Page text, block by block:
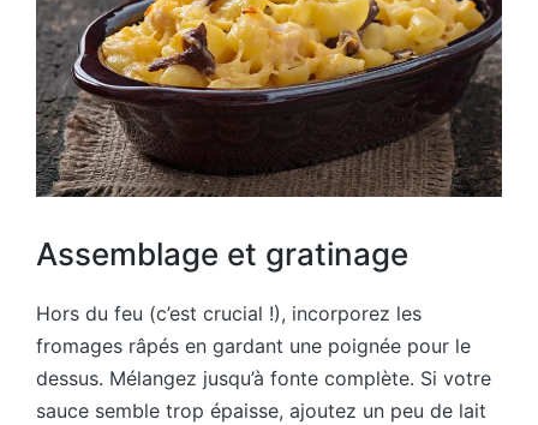
Assemblage et gratinage
Hors du feu (c’est crucial !), incorporez les
fromages râpés en gardant une poignée pour le
dessus. Mélangez jusqu’à fonte complète. Si votre
sauce semble trop épaisse, ajoutez un peu de lait